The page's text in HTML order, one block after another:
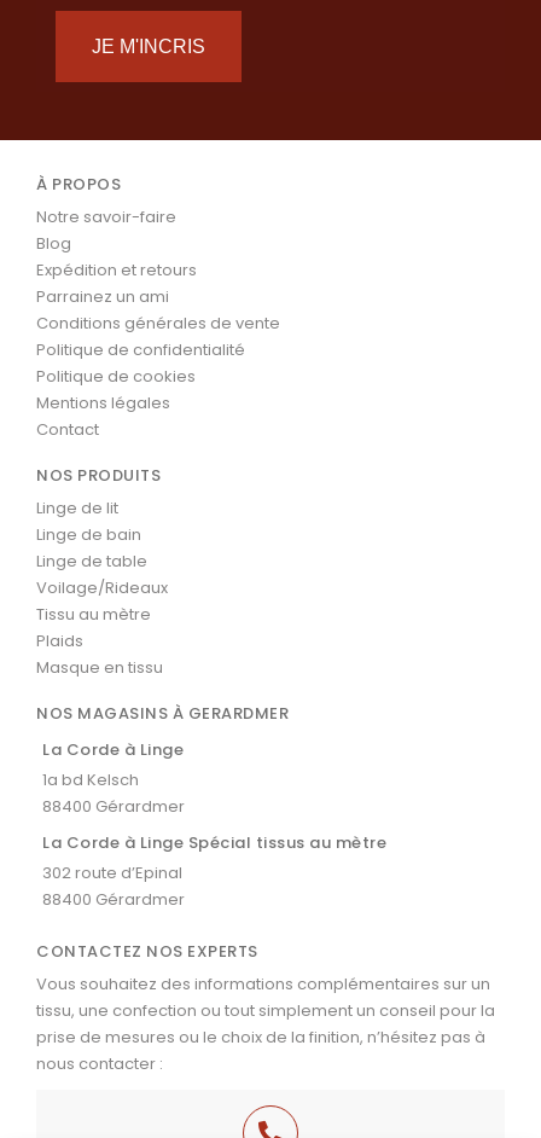
JE M'INCRIS
À PROPOS
Notre savoir-faire
Blog
Expédition et retours
Parrainez un ami
Conditions générales de vente
Politique de confidentialité
Politique de cookies
Mentions légales
Contact
NOS PRODUITS
Linge de lit
Linge de bain
Linge de table
Voilage/Rideaux
Tissu au mètre
Plaids
Masque en tissu
NOS MAGASINS À GERARDMER
La Corde à Linge
1a bd Kelsch
88400 Gérardmer
La Corde à Linge Spécial tissus au mètre
302 route d’Epinal
88400 Gérardmer
CONTACTEZ NOS EXPERTS
Vous souhaitez des informations complémentaires sur un
tissu, une confection ou tout simplement un conseil pour la
prise de mesures ou le choix de la finition, n’hésitez pas à
nous contacter :